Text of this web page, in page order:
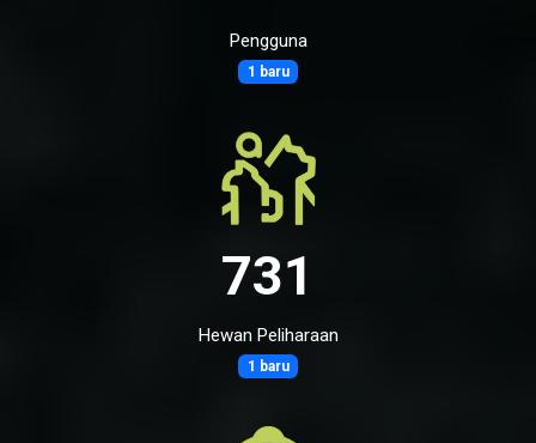
Pengguna
1 baru
731
Hewan Peliharaan
1 baru